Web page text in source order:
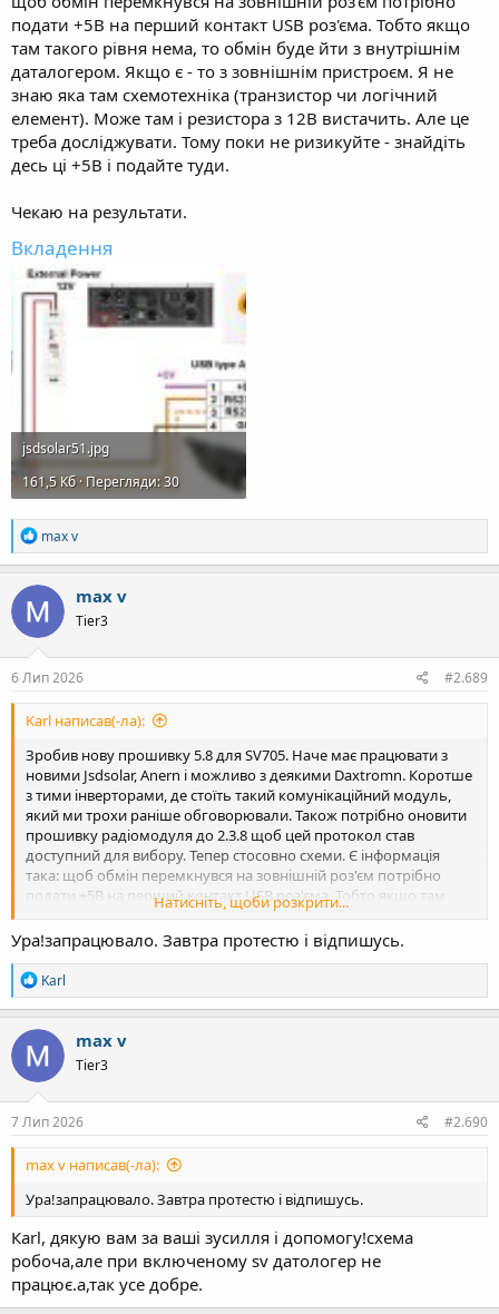
подати +5В на перший контакт USB роз'єма. Тобто якщо
там такого рівня нема, то обмін буде йти з внутрішнім
даталогером. Якщо є - то з зовнішнім пристроєм. Я не
знаю яка там схемотехніка (транзистор чи логічний
елемент). Може там і резистора з 12В вистачить. Але це
треба досліджувати. Тому поки не ризикуйте - знайдіть
десь ці +5В і подайте туди.
Чекаю на результати.
Вкладення
jsdsolar51.jpg
161,5 Кб · Перегляди: 30
Р
е
а
к
ц
і
ї
:
max v
max v
Tier3
6 Лип 2026 #2.689
Karl написав(-ла):
Зробив нову прошивку 5.8 для SV705. Наче має працювати з
новими Jsdsolar, Anern і можливо з деякими Daxtromn. Коротше
з тими інверторами, де стоїть такий комунікаційний модуль,
який ми трохи раніше обговорювали. Також потрібно оновити
прошивку радіомодуля до 2.3.8 щоб цей протокол став
доступний для вибору. Тепер стосовно схеми. Є інформація
така: щоб обмін перемкнувся на зовнішній роз'єм потрібно
подати +5В на перший контакт USB роз'єма. Тобто якщо там
такого рівня нема, то обмін буде йти з внутрішнім даталогером.
Якщо є - то з зовнішнім пристроєм. Я не знаю яка там
схемотехніка (транзистор чи логічний елемент). Може там і
резистора з 12В вистачить. Але це треба досліджувати. Тому
поки не ризикуйте - знайдіть десь ці +5В і подайте туди.
Чекаю на результати.
Натисніть, щоби розкрити...
Ура!запрацювало. Завтра протестю і відпишусь.
Р
е
а
к
ц
і
ї
:
Karl
max v
Tier3
7 Лип 2026 #2.690
max v написав(-ла):
Ура!запрацювало. Завтра протестю і відпишусь.
Каrl, дякую вам за ваші зусилля і допомогу!схема
робоча,але при включеному sv датологер не
працює.а,так усе добре.